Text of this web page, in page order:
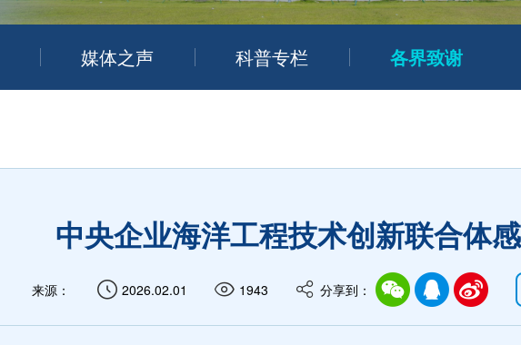
媒体之声 科普专栏 各界致谢
中央企业海洋工程技术创新联合体
来源： 2026.02.01 1943 分享到：